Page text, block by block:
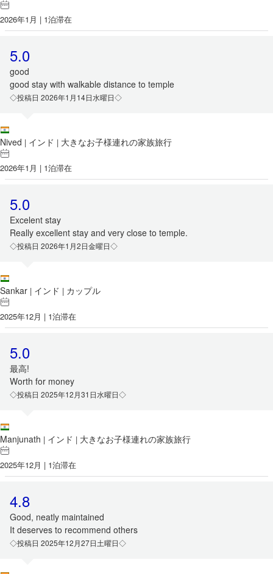
2026年1月 | 1泊滞在
5.0
good
good stay with walkable distance to temple
◇投稿日 2026年1月14日水曜日◇
Nived | インド | 大きなお子様連れの家族旅行
2026年1月 | 1泊滞在
5.0
Excelent stay
Really excellent stay and very close to temple.
◇投稿日 2026年1月2日金曜日◇
Sankar | インド | カップル
2025年12月 | 1泊滞在
5.0
最高!
Worth for money
◇投稿日 2025年12月31日水曜日◇
Manjunath | インド | 大きなお子様連れの家族旅行
2025年12月 | 1泊滞在
4.8
Good, neatly maintained
It deserves to recommend others
◇投稿日 2025年12月27日土曜日◇